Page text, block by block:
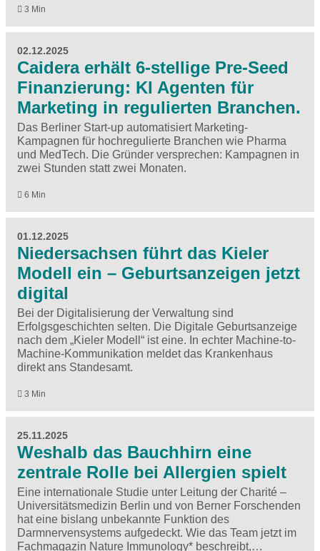
3 Min
02.12.2025
Caidera erhält 6-stellige Pre-Seed
Finanzierung: KI Agenten für
Marketing in regulierten Branchen.
Das Berliner Start-up automatisiert Marketing-
Kampagnen für hochregulierte Branchen wie Pharma
und MedTech. Die Gründer versprechen: Kampagnen in
zwei Stunden statt zwei Monaten.
6 Min
01.12.2025
Niedersachsen führt das Kieler
Modell ein – Geburtsanzeigen jetzt
digital
Bei der Digitalisierung der Verwaltung sind
Erfolgsgeschichten selten. Die Digitale Geburtsanzeige
nach dem „Kieler Modell“ ist eine. In echter Machine-to-
Machine-Kommunikation meldet das Krankenhaus
direkt ans Standesamt.
3 Min
25.11.2025
Weshalb das Bauchhirn eine
zentrale Rolle bei Allergien spielt
Eine internationale Studie unter Leitung der Charité –
Universitätsmedizin Berlin und von Berner Forschenden
hat eine bislang unbekannte Funktion des
Darmnervensystems aufgedeckt. Wie das Team jetzt im
Fachmagazin Nature Immunology* beschreibt,…